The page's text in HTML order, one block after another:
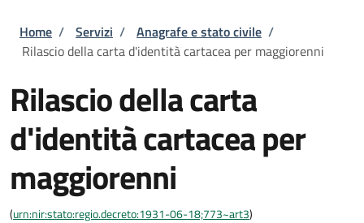
Briciole di pane
Home / Servizi / Anagrafe e stato civile /
Rilascio della carta d'identità cartacea per maggiorenni
Rilascio della carta
d'identità cartacea per
maggiorenni
(urn:nir:stato:regio.decreto:1931-06-18;773~art3)